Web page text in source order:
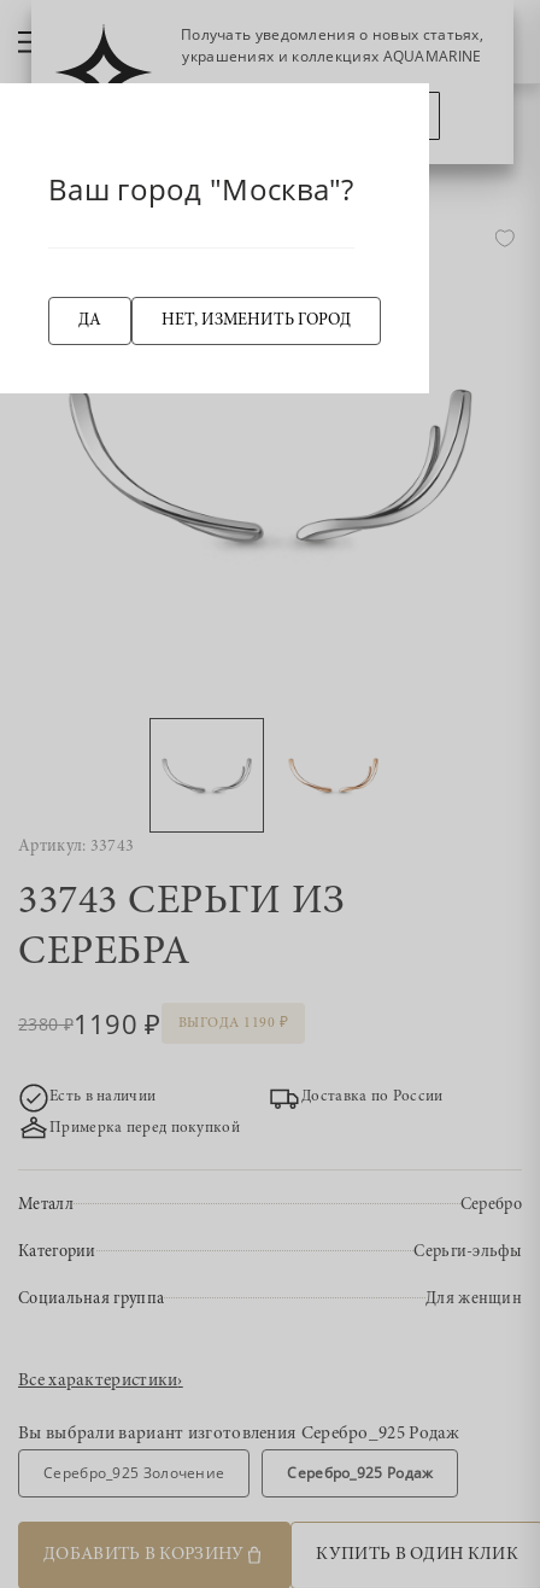
Артикул: 33743
33743 СЕРЬГИ ИЗ
СЕРЕБРА
2380 1190 ВЫГОДА 1190
Есть в наличии
Доставка по России
Примерка перед покупкой
Металл Серебро
Категории Серьги-эльфы
Социальная группа Для женщин
Все характеристики›
Вы выбрали вариант изготовления Серебро_925 Родаж
Серебро_925 Золочение Серебро_925 Родаж
ДОБАВИТЬ В КОРЗИНУ КУПИТЬ В ОДИН КЛИК
Ваш город "Москва"?
ДА НЕТ, ИЗМЕНИТЬ ГОРОД
Получать уведомления о новых статьях,
украшениях и коллекциях AQUAMARINE